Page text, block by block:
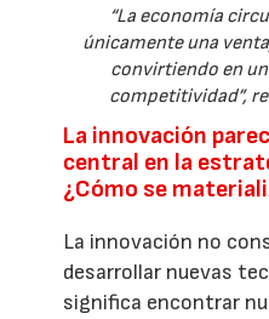
“La economía
únicamente una
convirtiendo en
competitividad”,
La innovación
central en la
¿Cómo se
La innovación no
desarrollar nuevas
significa encontrar